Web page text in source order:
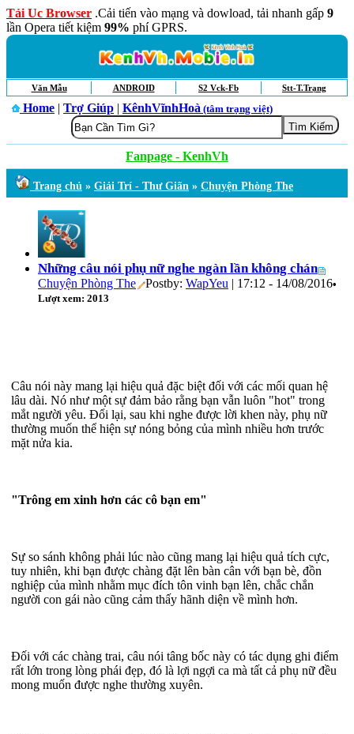
Tải Uc Browser .Cải tiến vào mạng và dowload, tải nhanh gấp 9
lần Opera tiết kiệm 99% phí GPRS.
Văn Mẫu ANDROID S2 Vck-Fb Stt-T.Trạng
Home | Trợ Giúp | KênhVĩnhHoà (tâm trạng việt)
Fanpage - KenhVh
Trang chủ » Giải Trí - Thư Giãn » Chuyện Phòng The
Những câu nói phụ nữ nghe ngàn lần không chán
Chuyện Phòng The Postby: WapYeu | 17:12 - 14/08/2016•
Lượt xem: 2013
Câu nói này mang lại hiệu quả đặc biệt đối với các mối quan hệ
lâu dài. Nó như một sự đảm bảo rằng bạn vẫn luôn "hot" trong
mắt người yêu. Đổi lại, sau khi nghe được lời khen này, phụ nữ
thường muốn thể hiện sự nóng bỏng của mình nhiều hơn trước
mặt nửa kia.
"Trông em xinh hơn các cô bạn em"
Sự so sánh không phải lúc nào cũng mang lại hiệu quả tích cực,
tuy nhiên, khi bạn được chàng đặt lên bàn cân với bạn bè, đồn
nghiệp của mình nhằm mục đích tôn vinh bạn lên, chắc chắn
người con gái nào cũng cảm thấy hãnh diện về mình hơn.
Đối với các chàng trai, câu nói tâng bốc này có tác dụng ghi điểm
rất lớn trong lòng phái đẹp, đó là lợi ngợi ca mà tất cả phụ nữ đều
mong muốn được nghe thường xuyên.